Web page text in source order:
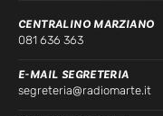
CENTRALINO MARZIANO
081 636 363
E-MAIL SEGRETERIA
segreteria@radiomarte.it